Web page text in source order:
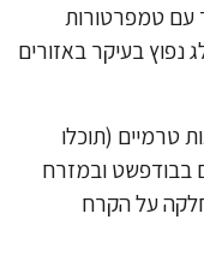
נפוץ בעיקר באזורים
(תוכלו
ובמזרח
על הקרח